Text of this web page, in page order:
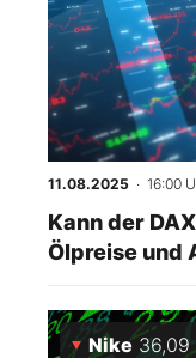
11.08.2025 · 16:00
Kann der
Ölpreise und
Nike 36,09